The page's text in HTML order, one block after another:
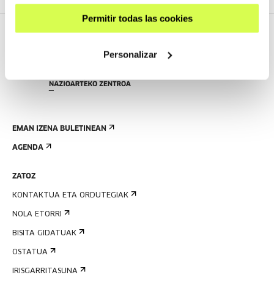
Permitir todas las cookies
Personalizar
EMAN IZENA BULETINEAN
AGENDA
ZATOZ
KONTAKTUA ETA ORDUTEGIAK
NOLA ETORRI
BISITA GIDATUAK
OSTATUA
IRISGARRITASUNA